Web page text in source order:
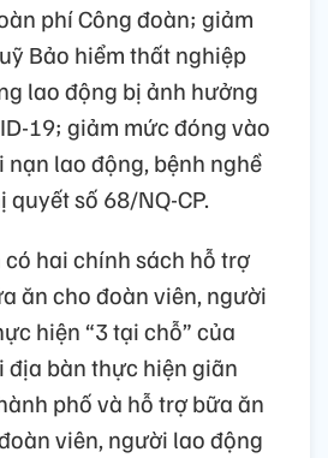
phí Công đoàn; giảm
Bảo hiểm thất nghiệp
lao động bị ảnh hưởng
19; giảm mức đóng vào
nạn lao động, bệnh nghề
số 68/NQ-CP.
hai chính sách hỗ trợ
ăn cho đoàn viên, người
hiện “3 tại chỗ” của
địa bàn thực hiện giãn
phố và hỗ trợ bữa ăn
viên, người lao động